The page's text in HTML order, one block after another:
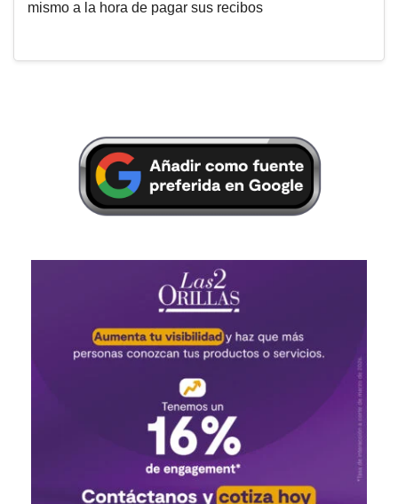
mismo a la hora de pagar sus recibos